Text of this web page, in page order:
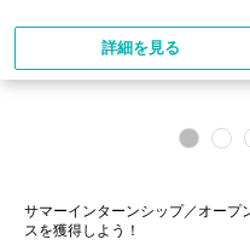
詳細を見る
サマーインターンシップ／オープ
スを獲得しよう！